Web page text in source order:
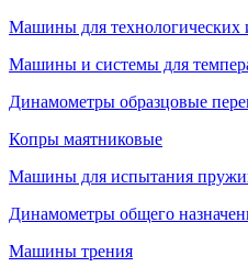
Машины для технологических
Машины и системы для
Динамометры образцовые
Копры маятниковые
Машины для испытания
Динамометры общего
Машины трения